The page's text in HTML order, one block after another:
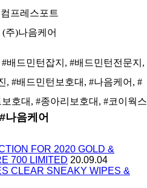
프레스포트
(주)나음케어
배드민턴잡지, #배드민턴전문지,
, #배드민턴보호대, #나음케어, #
호대, #종아리보호대, #코이웍스
나음케어
FOR 2020 GOLD &
700 LIMITED 20.09.04
CLEAR SNEAKY WIPES &